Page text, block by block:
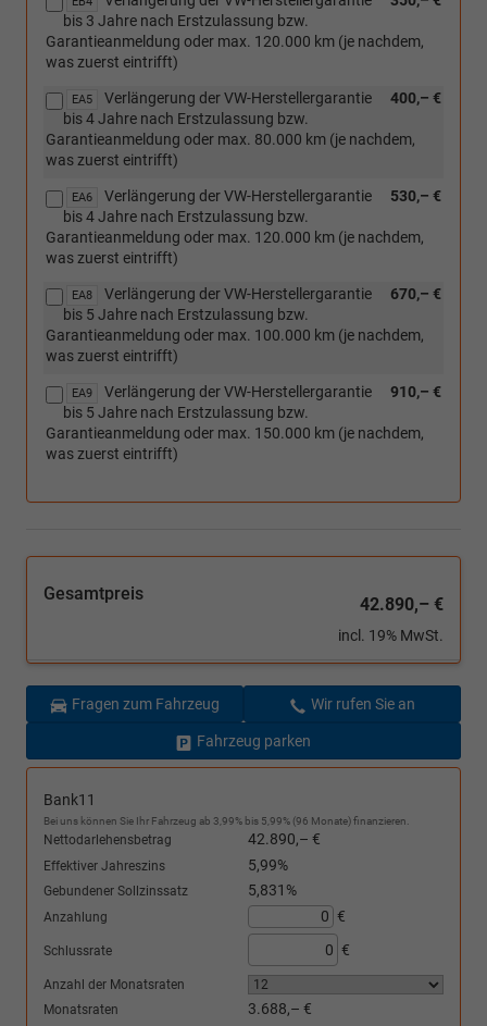
bis 3 Jahre nach Erstzulassung bzw.
Garantieanmeldung oder max. 120.000 km (je nachdem,
was zuerst eintrifft)
EA5 400,– €
Verlängerung der VW-Herstellergarantie
bis 4 Jahre nach Erstzulassung bzw.
Garantieanmeldung oder max. 80.000 km (je nachdem,
was zuerst eintrifft)
EA6 530,– €
Verlängerung der VW-Herstellergarantie
bis 4 Jahre nach Erstzulassung bzw.
Garantieanmeldung oder max. 120.000 km (je nachdem,
was zuerst eintrifft)
EA8 670,– €
Verlängerung der VW-Herstellergarantie
bis 5 Jahre nach Erstzulassung bzw.
Garantieanmeldung oder max. 100.000 km (je nachdem,
was zuerst eintrifft)
EA9 910,– €
Verlängerung der VW-Herstellergarantie
bis 5 Jahre nach Erstzulassung bzw.
Garantieanmeldung oder max. 150.000 km (je nachdem,
was zuerst eintrifft)
Gesamtpreis
42.890,– €
incl. 19% MwSt.
Fragen zum Fahrzeug Wir rufen Sie an
Fahrzeug parken
Bank11
Bei uns können Sie Ihr Fahrzeug ab 3,99% bis 5,99% (96 Monate) finanzieren.
Nettodarlehensbetrag 42.890,– €
Effektiver Jahreszins 5,99%
Gebundener Sollzinssatz 5,831%
Anzahlung €
Schlussrate €
Anzahl der Monatsraten
Monatsraten
3.688,– €